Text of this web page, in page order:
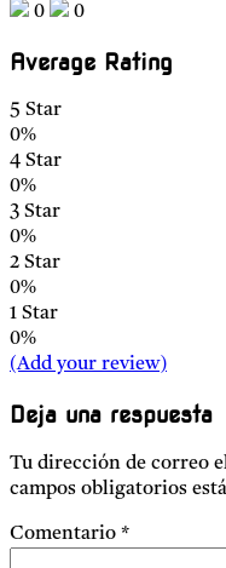
0
0
Average Rating
5 Star
0%
4 Star
0%
3 Star
0%
2 Star
0%
1 Star
0%
(Add your review)
Deja una respuesta
Tu dirección de correo
campos obligatorios
Comentario *